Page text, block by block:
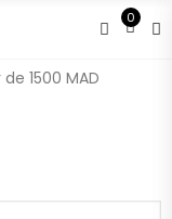
0
1500 MAD